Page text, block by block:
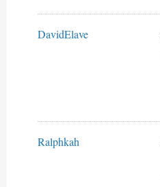
DavidElave
Ralphkah